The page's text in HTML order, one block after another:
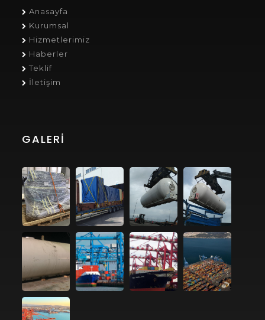
Anasayfa
Kurumsal
Hizmetlerimiz
Haberler
Teklif
İletişim
GALERI